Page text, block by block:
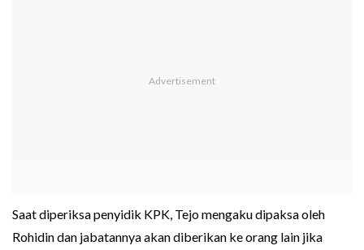
Saat diperiksa penyidik KPK, Tejo mengaku dipaksa oleh
Rohidin dan jabatannya akan diberikan ke orang lain jika